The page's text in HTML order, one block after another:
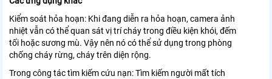
Kiểm soát hỏa hoạn: Khi đang diễn ra hỏa hoạn, camera ảnh
nhiệt vẫn có thể quan sát vị trí cháy trong điều kiện khói, đếm
tối hoặc sương mù. Vậy nên nó có thể sử dụng trong phòng
chống cháy rừng, cháy trên diện rộng.
Trong công tác tìm kiếm cứu nạn: Tìm kiếm người mất tích